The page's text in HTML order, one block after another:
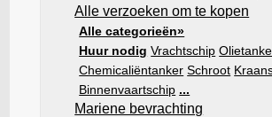
Alle verzoeken om te kopen
Alle categorieën»
Huur nodig Vrachtschip
Chemicaliëntanker Schroot
Binnenvaartschip ...
Mariene bevrachting